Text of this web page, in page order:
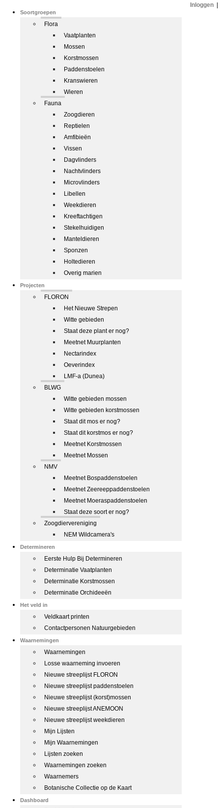
Soortgroepen
Flora
Vaatplanten
Mossen
Korstmossen
Paddenstoelen
Kranswieren
Wieren
Fauna
Zoogdieren
Reptielen
Amfibieën
Vissen
Dagvlinders
Nachtvlinders
Microvlinders
Libellen
Weekdieren
Kreeftachtigen
Stekelhuidigen
Manteldieren
Sponzen
Holtedieren
Overig marien
Projecten
FLORON
Het Nieuwe Strepen
Witte gebieden
Staat deze plant er nog?
Meetnet Muurplanten
Nectarindex
Oeverindex
LMF-a (Dunea)
BLWG
Witte gebieden mossen
Witte gebieden korstmossen
Staat dit mos er nog?
Staat dit korstmos er nog?
Meetnet Korstmossen
Meetnet Mossen
NMV
Meetnet Bospaddenstoelen
Meetnet Zeereeppaddenstoelen
Meetnet Moeraspaddenstoelen
Staat deze soort er nog?
Zoogdiervereniging
NEM Wildcamera's
Determineren
Eerste Hulp Bij Determineren
Determinatie Vaatplanten
Determinatie Korstmossen
Determinatie Orchideeën
Het veld in
Veldkaart printen
Contactpersonen Natuurgebieden
Waarnemingen
Waarnemingen
Losse waarneming invoeren
Nieuwe streeplijst FLORON
Nieuwe streeplijst paddenstoelen
Nieuwe streeplijst (korst)mossen
Nieuwe streeplijst ANEMOON
Nieuwe streeplijst weekdieren
Mijn Lijsten
Mijn Waarnemingen
Lijsten zoeken
Waarnemingen zoeken
Waarnemers
Botanische Collectie op de Kaart
Dashboard
Inloggen